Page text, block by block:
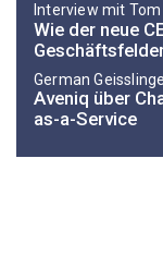
Interview mit
Wie der neue
German
Aveniq über
as-a-Service